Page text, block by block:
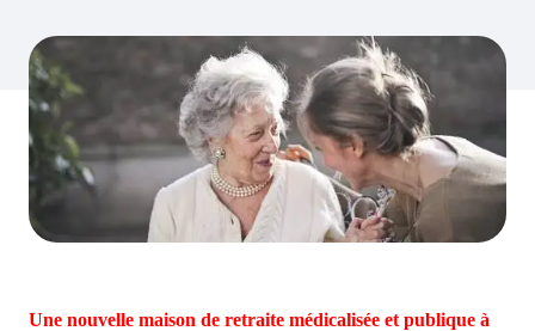
Une nouvelle maison de retraite médicalisée et publique à